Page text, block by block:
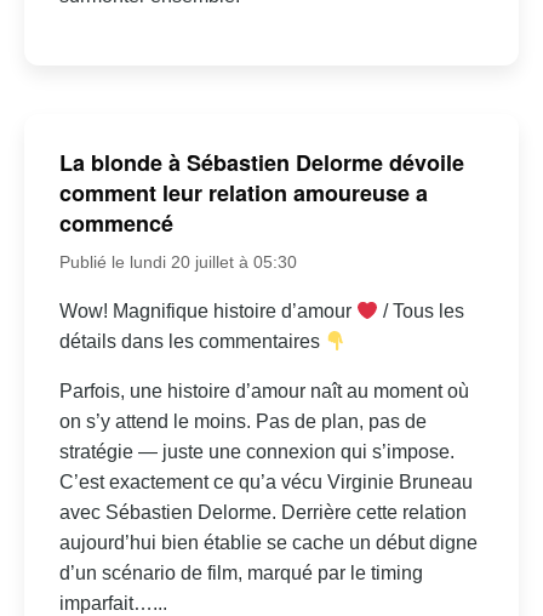
La blonde à Sébastien Delorme dévoile
comment leur relation amoureuse a
commencé
Publié le lundi 20 juillet à 05:30
Wow! Magnifique histoire d’amour
/ Tous les
détails dans les commentaires
Parfois, une histoire d’amour naît au moment où
on s’y attend le moins. Pas de plan, pas de
stratégie — juste une connexion qui s’impose.
C’est exactement ce qu’a vécu Virginie Bruneau
avec Sébastien Delorme. Derrière cette relation
aujourd’hui bien établie se cache un début digne
d’un scénario de film, marqué par le timing
imparfait…...